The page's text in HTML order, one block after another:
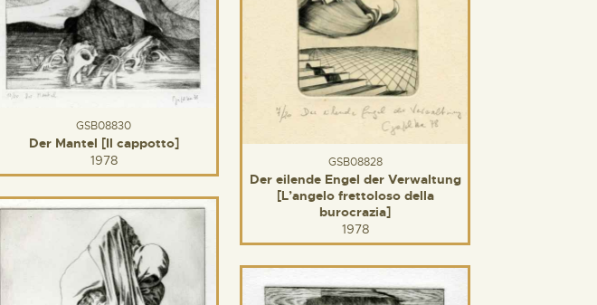
GSB08830
Der Mantel [Il cappotto]
1978
GSB08828
Der eilende Engel der Verwaltung
[L’angelo frettoloso della
burocrazia]
1978